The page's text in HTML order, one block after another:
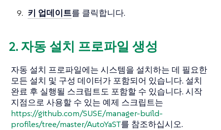
키 업데이트를 클릭합니다.
2. 자동 설치 프로파일 생성
자동 설치 프로파일에는 시스템을 설치하는 데 필요한
모든 설치 및 구성 데이터가 포함되어 있습니다. 설치
완료 후 실행될 스크립트도 포함할 수 있습니다. 시작
지점으로 사용할 수 있는 예제 스크립트는
https://github.com/SUSE/manager-build-
profiles/tree/master/AutoYaST를 참조하십시오.